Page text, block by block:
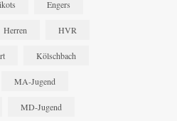
Engers
Herren HVR
Kölschbach
MA-Jugend
MD-Jugend